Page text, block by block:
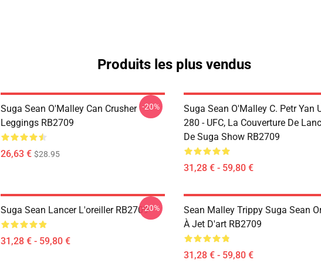
Produits les plus vendus
Suga Sean O'Malley Can Crusher
Leggings RB2709
26,63 € $28.95
-20%
Suga Sean O'Malley C. Petr Yan
280 - UFC, La Couverture De
De Suga Show RB2709
31,28 € - 59,80 €
Suga Sean Lancer L'oreiller RB2709
31,28 € - 59,80 €
-20%
Sean Malley Trippy Suga Sean
À Jet D'art RB2709
31,28 € - 59,80 €